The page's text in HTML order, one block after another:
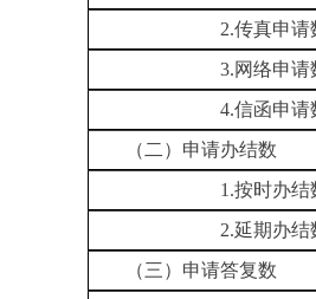
2.传真申请
3.网络申请
4.信函申请
（二）申请办结数
1.按时办结
2.延期办结
（三）申请答复数